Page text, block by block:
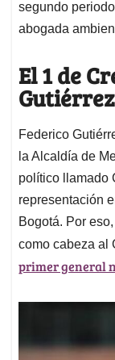
segundo
abogada
El 1 de
Gutiérrez
Federico
la Alcaldía de
político llamado
representación
Bogotá. Por
como cabeza al
primer general